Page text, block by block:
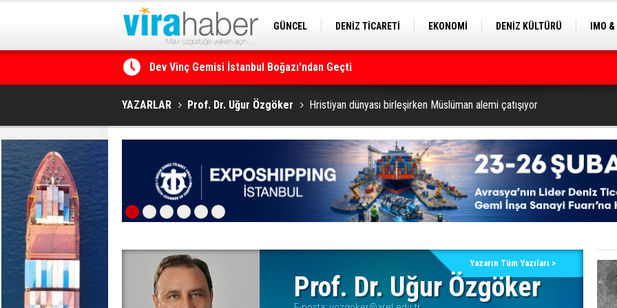
GÜNCEL DENİZ TİCARETİ EKONOMİ DENİZ KÜLTÜRÜ
IMO
Dev Vinç Gemisi İstanbul Boğazı'ndan Geçti
Ege Denizi’nin En Büyük Mercan Ormanı
YAZARLAR Prof. Dr. Uğur Özgöker Hristiyan dünyası birleşirken Müslüman alemi çatışıyor
Prof. Dr. Uğur Özgöker
Yazarın Tüm Yazıları >